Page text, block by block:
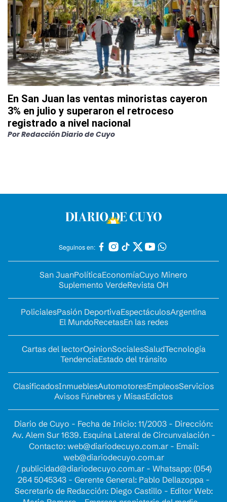
En San Juan las ventas minoristas cayeron
3% en julio y superaron el retroceso
registrado a nivel nacional
PorRedacción Diario de Cuyo
Seguinos en:
San JuanPolíticaEconomíaCuyo Minero
Suplemento VerdeRevista OH
PolicialesPasión DeportivaEspectáculosArgentina
El MundoRecetasEn las redes
Cartas del lectorOpinionSocialesSaludTecnología
TendenciaEstado del tránsito
ClasificadosInmueblesAutomotoresEmpleosServicios
Avisos Fúnebres y MisasEdictos
Diario de Cuyo - Fecha de Inicio: 11/2003 - Dirección:
Av. Alem Sur 1639. Esquina Lateral de Circunvalación -
Contacto: web@diariodecuyo.com.ar- Email:
web@diariodecuyo.com.ar
/ publicidad@diariodecuyo.com.ar- Whatsapp: (054)
264 5045343 - Gerente General: Pablo Dellazoppa -
Secretario de Redacción: Diego Castillo - Editor Web: